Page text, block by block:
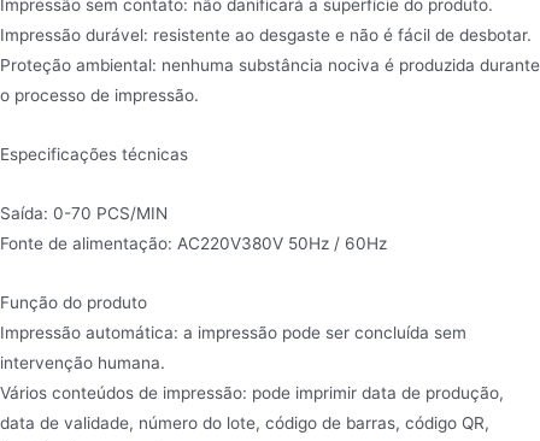
Impressão sem contato: não danificará a superfície do produto.
Impressão durável: resistente ao desgaste e não é fácil de desbotar.
Proteção ambiental: nenhuma substância nociva é produzida durante
o processo de impressão.
Especificações técnicas
Saída: 0-70 PCS/MIN
Fonte de alimentação: AC220V380V 50Hz / 60Hz
Função do produto
Impressão automática: a impressão pode ser concluída sem
intervenção humana.
Vários conteúdos de impressão: pode imprimir data de produção,
data de validade, número do lote, código de barras, código QR,